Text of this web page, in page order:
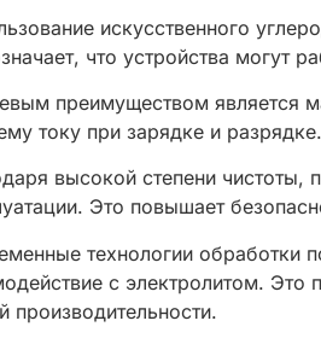
искусственного
что устройства могут
преимуществом является
току при зарядке и
высокой степени
Это повышает
технологии обработки
с электролитом. Это
производительности.